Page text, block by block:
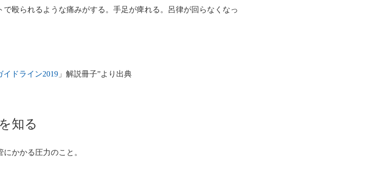
殴られるような痛みがする。手足が痺れる。呂律が回らなくなっ
イドライン2019 」解説冊子”より出典
知る
かかる圧力のこと。